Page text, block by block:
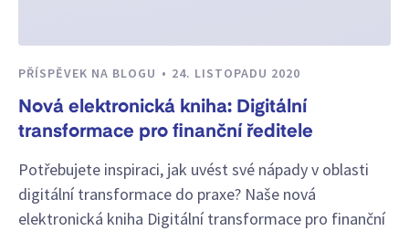
PŘÍSPĚVEK NA BLOGU 24. LISTOPADU 2020
Nová elektronická kniha: Digitální
transformace pro finanční ředitele
Potřebujete inspiraci, jak uvést své nápady v oblasti
digitální transformace do praxe? Naše nová
elektronická kniha Digitální transformace pro finanční